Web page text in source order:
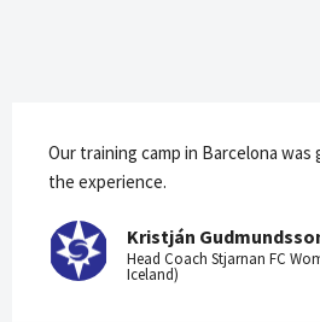
Our training camp in Barcelona
the experience.
Kristján
Head Coach Stjarnan FC
Iceland)